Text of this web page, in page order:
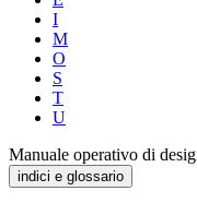
I
M
O
S
T
U
Manuale operativo di
indici e glossario